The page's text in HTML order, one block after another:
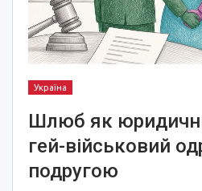
Україна
Шлюб як
гей-військовий
подругою